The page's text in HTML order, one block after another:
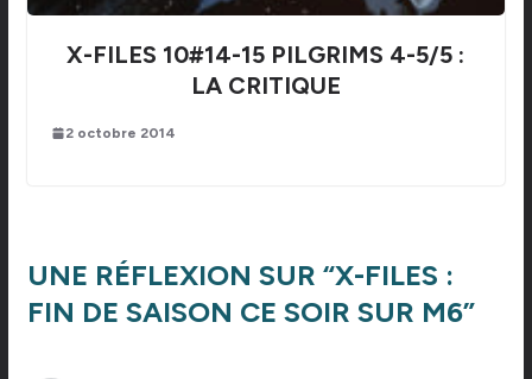
X-FILES 10#14-15 PILGRIMS 4-5/5 :
LA CRITIQUE
2 octobre 2014
UNE RÉFLEXION SUR “X-FILES :
FIN DE SAISON CE SOIR SUR M6”